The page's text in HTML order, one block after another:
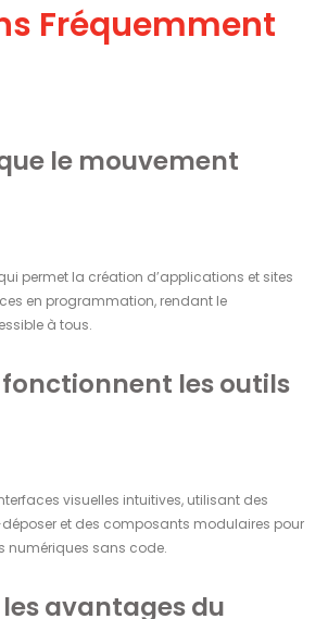
Fréquemment
le mouvement
permet la création d’applications et sites
en programmation, rendant le
à tous.
les outils
visuelles intuitives, utilisant des
et des composants modulaires pour
numériques sans code.
avantages du